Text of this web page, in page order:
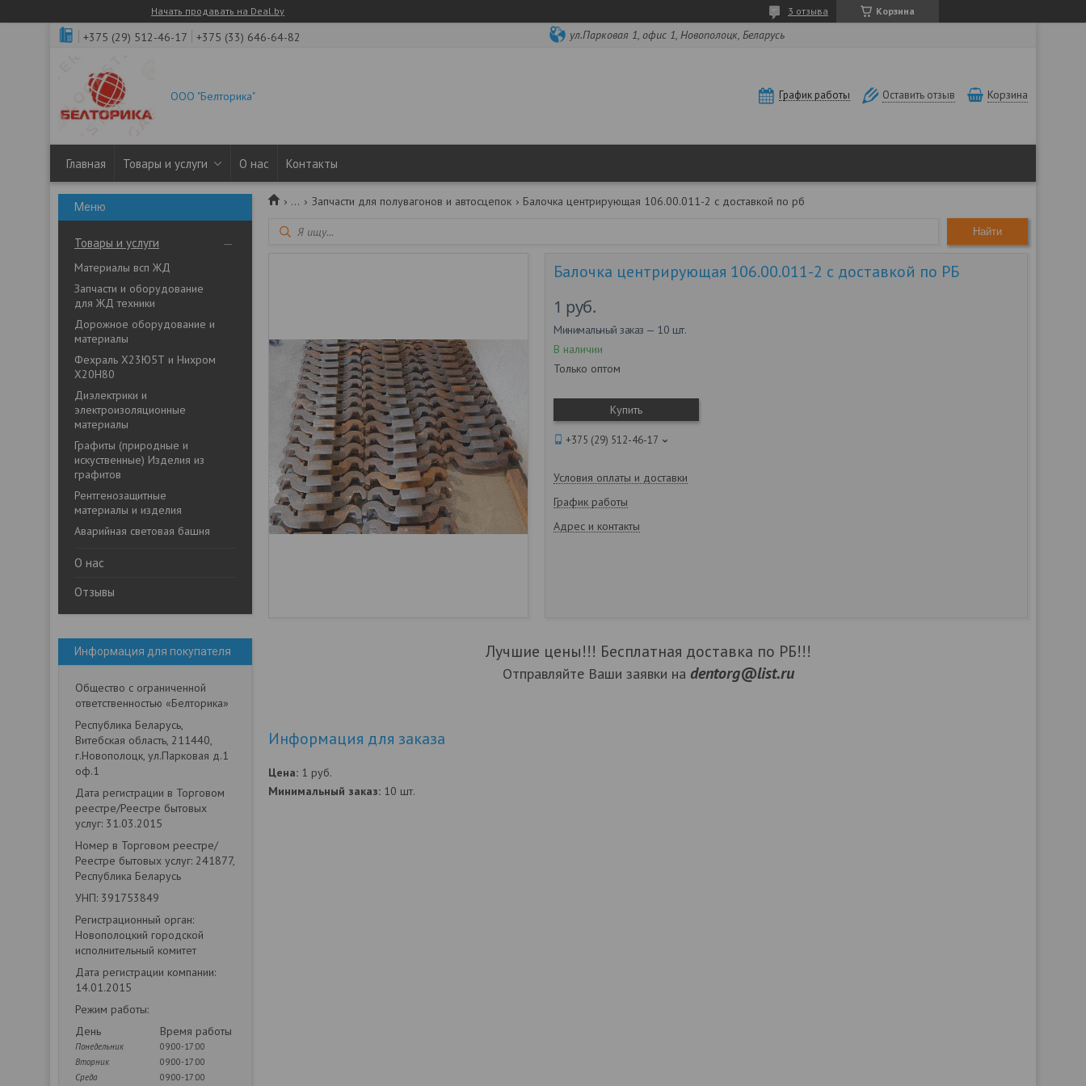
Начать продавать на Deal.by Корзина
3 отзыва
+375 (29) 512-46-17 +375 (33) 646-64-82 ул.Парковая 1, офис 1, Новополоцк, Беларусь
ООО "Белторика" График работы Оставить отзыв Корзина
Главная Товары и услуги О нас Контакты
Товары и услуги
Материалы всп ЖД
Запчасти и оборудование
для ЖД техники
Дорожное оборудование и
материалы
Фехраль Х23Ю5Т и Нихром
Х20Н80
Диэлектрики и
электроизоляционные
материалы
Графиты (природные и
искуственные) Изделия из
графитов
Рентгенозащитные
материалы и изделия
Аварийная световая башня
О нас
Отзывы
Информация для покупателя
Общество с ограниченной
ответственностью «Белторика»
Республика Беларусь,
Витебская область, 211440,
г.Новополоцк, ул.Парковая д.1
оф.1
Дата регистрации в Торговом
реестре/Реестре бытовых
услуг: 31.03.2015
Номер в Торговом реестре/
Реестре бытовых услуг: 241877,
Республика Беларусь
УНП: 391753849
Регистрационный орган:
Новополоцкий городской
исполнительный комитет
Дата регистрации компании:
14.01.2015
Режим работы:
День
Время работы
Понедельник
09:00-17:00
Вторник
09:00-17:00
Среда
09:00-17:00
... Запчасти для полувагонов и автосцепок Балочка центрирующая 106.00.011-2 с доставкой по рб
Найти
Балочка центрирующая 106.00.011-2 с доставкой по РБ
1 руб.
Минимальный заказ — 10 шт.
В наличии
Только оптом
Купить
+375 (29) 512-46-17
Условия оплаты и доставки
График работы
Адрес и контакты
Лучшие цены!!! Бесплатная доставка по РБ!!!
Отправляйте Ваши заявки на dentorg@list.ru
Информация для заказа
Цена: 1 руб.
Минимальный заказ: 10 шт.